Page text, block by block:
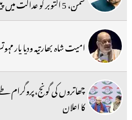
امیت شاہ بھارتیہ ودیا پار مہوتسو 2026ء کا افتتاح
چھاتروں کی گونج،پروگرام
کا اعلان